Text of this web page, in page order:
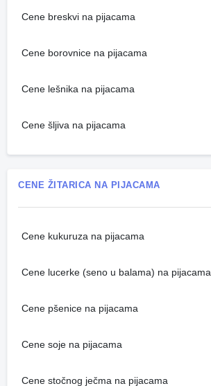
Cene breskvi na pijacama
Cene borovnice na pijacama
Cene lešnika na pijacama
Cene šljiva na pijacama
CENE ŽITARICA NA PIJACAMA
Cene kukuruza na pijacama
Cene lucerke (seno u balama) na pijacama
Cene pšenice na pijacama
Cene soje na pijacama
Cene stočnog ječma na pijacama